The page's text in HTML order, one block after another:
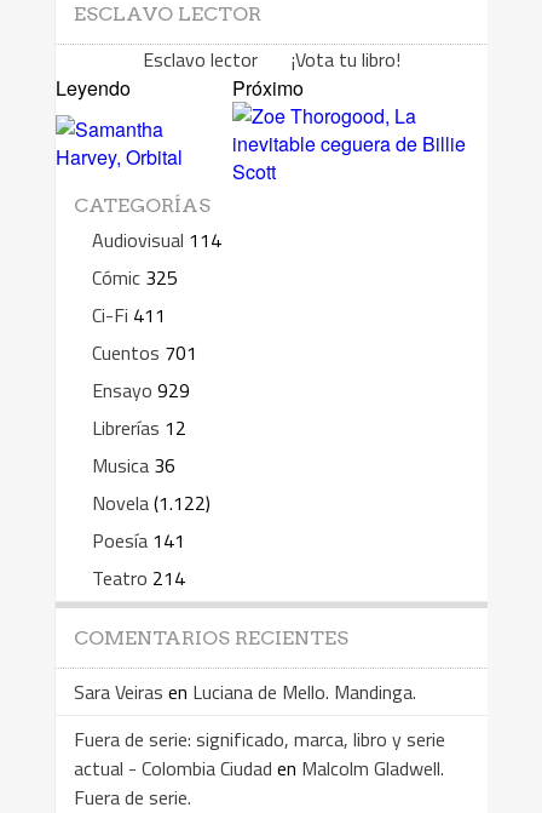
ESCLAVO LECTOR
Esclavo lector ¡Vota tu libro!
Leyendo Próximo
CATEGORÍAS
Audiovisual 114
Cómic 325
Ci-Fi 411
Cuentos 701
Ensayo 929
Librerías 12
Musica 36
Novela(1.122)
Poesía 141
Teatro 214
COMENTARIOS RECIENTES
Sara Veiras en Luciana de Mello. Mandinga.
Fuera de serie: significado, marca, libro y serie
actual - Colombia Ciudad en Malcolm Gladwell.
Fuera de serie.